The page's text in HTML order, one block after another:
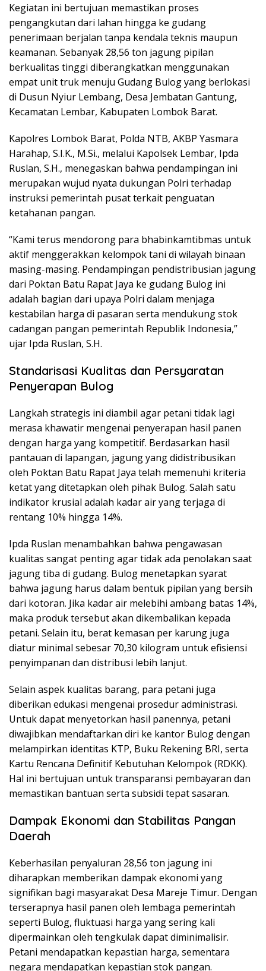
Kegiatan ini bertujuan memastikan proses
pengangkutan dari lahan hingga ke gudang
penerimaan berjalan tanpa kendala teknis maupun
keamanan. Sebanyak 28,56 ton jagung pipilan
berkualitas tinggi diberangkatkan menggunakan
empat unit truk menuju Gudang Bulog yang berlokasi
di Dusun Nyiur Lembang, Desa Jembatan Gantung,
Kecamatan Lembar, Kabupaten Lombok Barat.
Kapolres Lombok Barat, Polda NTB, AKBP Yasmara
Harahap, S.I.K., M.Si., melalui Kapolsek Lembar, Ipda
Ruslan, S.H., menegaskan bahwa pendampingan ini
merupakan wujud nyata dukungan Polri terhadap
instruksi pemerintah pusat terkait penguatan
ketahanan pangan.
“Kami terus mendorong para bhabinkamtibmas untuk
aktif menggerakkan kelompok tani di wilayah binaan
masing-masing. Pendampingan pendistribusian jagung
dari Poktan Batu Rapat Jaya ke gudang Bulog ini
adalah bagian dari upaya Polri dalam menjaga
kestabilan harga di pasaran serta mendukung stok
cadangan pangan pemerintah Republik Indonesia,”
ujar Ipda Ruslan, S.H.
Standarisasi Kualitas dan Persyaratan
Penyerapan Bulog
Langkah strategis ini diambil agar petani tidak lagi
merasa khawatir mengenai penyerapan hasil panen
dengan harga yang kompetitif. Berdasarkan hasil
pantauan di lapangan, jagung yang didistribusikan
oleh Poktan Batu Rapat Jaya telah memenuhi kriteria
ketat yang ditetapkan oleh pihak Bulog. Salah satu
indikator krusial adalah kadar air yang terjaga di
rentang 10% hingga 14%.
Ipda Ruslan menambahkan bahwa pengawasan
kualitas sangat penting agar tidak ada penolakan saat
jagung tiba di gudang. Bulog menetapkan syarat
bahwa jagung harus dalam bentuk pipilan yang bersih
dari kotoran. Jika kadar air melebihi ambang batas 14%,
maka produk tersebut akan dikembalikan kepada
petani. Selain itu, berat kemasan per karung juga
diatur minimal sebesar 70,30 kilogram untuk efisiensi
penyimpanan dan distribusi lebih lanjut.
Selain aspek kualitas barang, para petani juga
diberikan edukasi mengenai prosedur administrasi.
Untuk dapat menyetorkan hasil panennya, petani
diwajibkan mendaftarkan diri ke kantor Bulog dengan
melampirkan identitas KTP, Buku Rekening BRI, serta
Kartu Rencana Definitif Kebutuhan Kelompok (RDKK).
Hal ini bertujuan untuk transparansi pembayaran dan
memastikan bantuan serta subsidi tepat sasaran.
Dampak Ekonomi dan Stabilitas Pangan
Daerah
Keberhasilan penyaluran 28,56 ton jagung ini
diharapkan memberikan dampak ekonomi yang
signifikan bagi masyarakat Desa Mareje Timur. Dengan
terserapnya hasil panen oleh lembaga pemerintah
seperti Bulog, fluktuasi harga yang sering kali
dipermainkan oleh tengkulak dapat diminimalisir.
Petani mendapatkan kepastian harga, sementara
negara mendapatkan kepastian stok pangan.